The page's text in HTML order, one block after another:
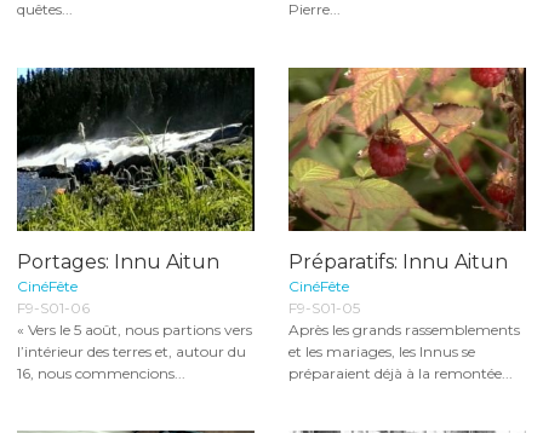
quêtes... Pierre...
Portages: Innu Aitun
CinéFête
F9-S01-06
« Vers le 5 août, nous partions vers
l’intérieur des terres et, autour du
16, nous commencions...
Préparatifs: Innu Aitun
CinéFête
F9-S01-05
Après les grands rassemblements
et les mariages, les Innus se
préparaient déjà à la remontée...